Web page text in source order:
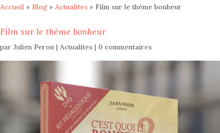
Accueil » Blog » Actualites » Film sur le thème bonheur
Film sur le thème bonheur
par Julien Peron | Actualites | 0 commentaires